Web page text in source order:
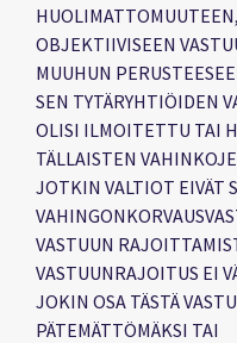
OBJEKTIIVISEEN
MUUHUN
SEN TYTÄRYHTIÖIDEN
OLISI ILMOITETTU TAI
TÄLLAISTEN
JOTKIN VALTIOT EIVÄT
VASTUUN
VASTUUNRAJOITUS EI
JOKIN OSA TÄSTÄ
PÄTEMÄTTÖMÄKSI TAI